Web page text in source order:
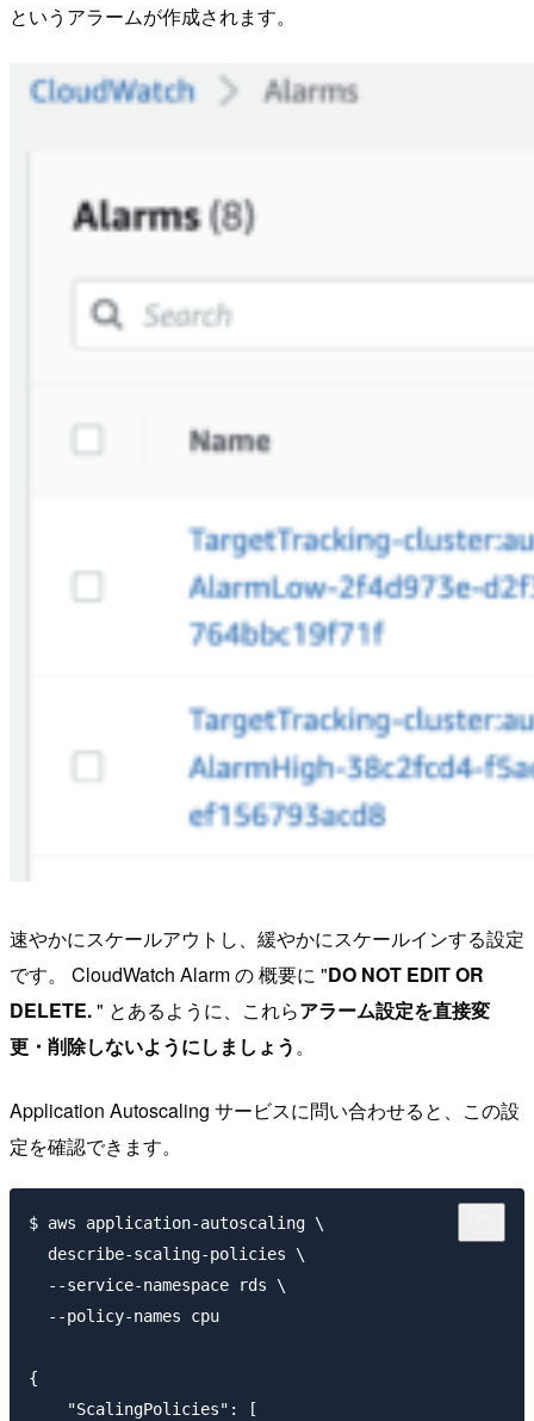
というアラームが作成されます。
速やかにスケールアウトし、緩やかにスケールインする設定
です。 CloudWatch Alarm の 概要に "DO NOT EDIT OR
DELETE." とあるように、これらアラーム設定を直接変
更・削除しないようにしましょう 。
Application Autoscaling サービスに問い合わせると、この設
定を確認できます。
$ aws application-autoscaling \
  describe-scaling-policies \
  --service-namespace rds \
  --policy-names cpu
{
    "ScalingPolicies": [